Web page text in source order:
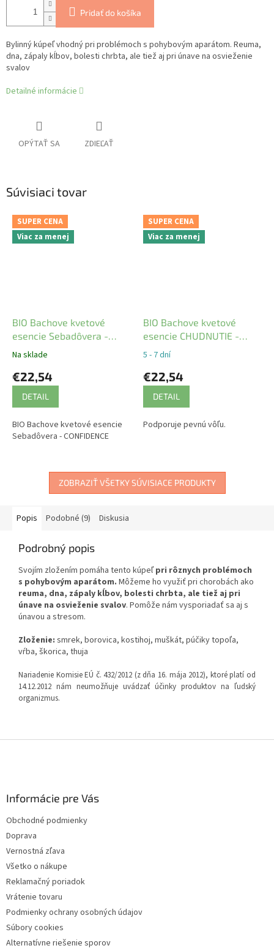
Pridať do košíka
Bylinný kúpeľ vhodný pri problémoch s pohybovým aparátom. Reuma,
dna, zápaly kĺbov, bolesti chrbta, ale tiež aj pri únave na osvieženie
svalov
Detailné informácie
OPÝTAŤ SA ZDIEĽAŤ
Súvisiaci tovar
SUPER CENA
Viac za menej
BIO Bachove kvetové
esencie Sebadôvera -
CONFIDENCE
Na sklade
€22,54
DETAIL
BIO Bachove kvetové esencie
Sebadôvera - CONFIDENCE
SUPER CENA
Viac za menej
BIO Bachove kvetové
esencie CHUDNUTIE -
ŠTÍHLA LÍNIA
5 - 7 dní
€22,54
DETAIL
Podporuje pevnú vôľu.
ZOBRAZIŤ VŠETKY SÚVISIACE PRODUKTY
Popis Podobné (9) Diskusia
Podrobný popis
Svojím zložením pomáha tento kúpeľ pri rôznych problémoch
s pohybovým aparátom. Môžeme ho využiť pri chorobách ako
reuma, dna, zápaly kĺbov, bolesti chrbta, ale tiež aj pri
únave na osvieženie svalov. Pomôže nám vysporiadať sa aj s
únavou a stresom.
Zloženie: smrek, borovica, kostihoj, muškát, púčiky topoľa,
vŕba, škorica, thuja
Nariadenie Komisie EÚ č. 432/2012 (z dňa 16. mája 2012), ktoré platí od
14.12.2012 nám neumožňuje uvádzať účinky produktov na ľudský
organizmus.
Informácie pre Vás
Obchodné podmienky
Doprava
Vernostná zľava
Všetko o nákupe
Reklamačný poriadok
Vrátenie tovaru
Podmienky ochrany osobných údajov
Súbory cookies
Alternatívne riešenie sporov